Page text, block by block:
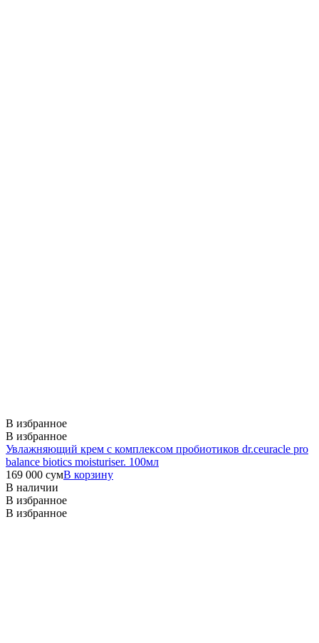
В избранное
В избранное
Увлажняющий крем с комплексом пробиотиков dr.ceuracle pro
balance biotics moisturiser. 100мл
169 000 сумВ корзину
В наличии
В избранное
В избранное